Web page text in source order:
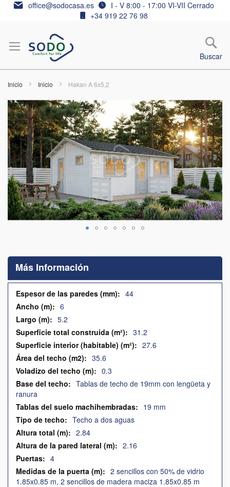
Ir
office@sodocasa.es
I - V 8:00 - 17:00 VI-VII Cerrado
+34 919 22 76 98
Buscar
Inicio Inicio Hakan A 6x5,2
Saltar
al
final
de
la
galería
de
imágenes
comienzo
la
galería
imágenes
Más Información
Más
Información
44
6
5.2
31.2
27.6
35.6
0.3
Tablas de techo de 19mm con lengüeta y
ranura
19 mm
Techo a dos aguas
2.84
2.16
4
2 sencillos con 50% de vidrio
1.85x0.85 m, 2 sencillos de madera maciza 1.85x0.85 m